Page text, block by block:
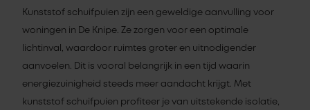
Kunststof schuifpuien zijn een geweldige aanvulling voor
woningen in De Knipe. Ze zorgen voor een optimale
lichtinval, waardoor ruimtes groter en uitnodigender
aanvoelen. Dit is vooral belangrijk in een tijd waarin
energiezuinigheid steeds meer aandacht krijgt. Met
kunststof schuifpuien profiteer je van uitstekende isolatie,